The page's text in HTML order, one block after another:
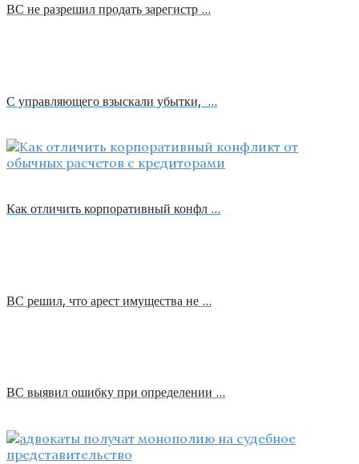
ВС не разрешил продать зарегистр …
С управляющего взыскали убытки, …
Как отличить корпоративный конфл …
ВС решил, что арест имущества не …
ВС выявил ошибку при определении …